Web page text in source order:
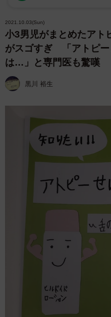
2021.10.03(Sun)
小3男児がまとめたアト
がスゴすぎ 「アトピー
は…」と専門医も驚嘆
黒川 裕生